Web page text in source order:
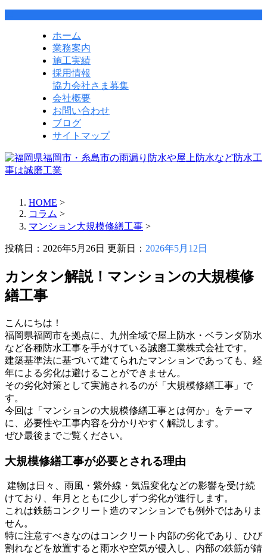
ホーム
業務案内
施工実績
採用情報
協力会社さま募集
会社概要
お問い合わせ
ブログ
サイトマップ
HOME >
コラム >
マンション大規模修繕工事 >
投稿日：2026年5月26日 更新日： 2026年5月12日
カンタン解説！マンションの大規模修
繕工事
こんにちは！
福岡県福岡市を拠点に、九州全域で屋上防水・ベランダ防水
など各種防水工事を手がけている誠磨工業株式会社です。
建築基準法に基づいて建てられたマンションであっても、経
年による劣化は避けることができません。
その劣化対策として実施されるのが「大規模修繕工事」で
す。
今回は「マンションの大規模修繕工事とは何か」をテーマ
に、必要性や工事内容を分かりやすく解説します。
ぜひ最後までご覧ください。
大規模修繕工事が必要とされる理由
建物は日々、雨風・紫外線・気温変化などの影響を受け続
けており、年月とともに少しずつ劣化が進行します。
これは鉄筋コンクリート造のマンションでも例外ではありま
せん。
特に注意すべきなのはコンクリート内部の劣化であり、ひび
割れなどを放置すると雨水や空気が侵入し、内部の鉄筋が錆